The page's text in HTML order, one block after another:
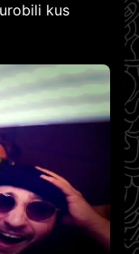
kus